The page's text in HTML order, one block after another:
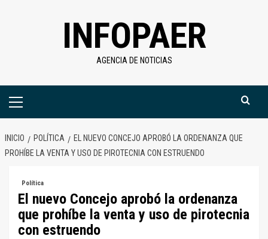
INFOPAER
AGENCIA DE NOTICIAS
Menú
INICIO POLÍTICA
EL NUEVO CONCEJO APROBÓ LA ORDENANZA QUE
PROHÍBE LA VENTA Y USO DE PIROTECNIA CON ESTRUENDO
Política
El nuevo Concejo aprobó la ordenanza
que prohíbe la venta y uso de pirotecnia
con estruendo